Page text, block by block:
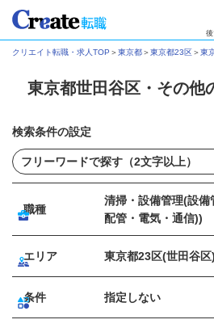
後
クリエイト転職・求人TOP ＞東京都＞東京都23区＞東
東京都世田谷区・その他
検索条件の設定
職種
清掃・設備管理(設備
配管・電気・通信))
エリア 東京都23区(世田谷区)
条件 指定しない